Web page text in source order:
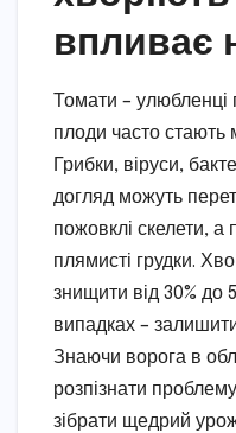
впливає
Томати – улюбленці
плоди часто
Грибки, віруси,
догляд можуть
пожовклі скелети, а
плямисті грудки.
знищити від 30% до
випадках –
Знаючи ворога в
розпізнати
зібрати щедрий